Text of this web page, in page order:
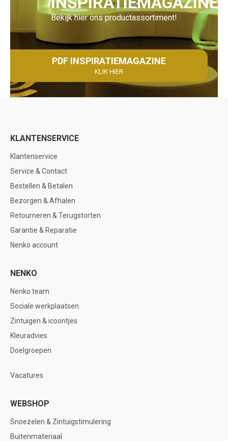
Bekijk hier ons productassortiment!
PDF INSPIRATIEMAGAZINE
KLIK HIER
KLANTENSERVICE
Klantenservice
Service & Contact
Bestellen & Betalen
Bezorgen & Afhalen
Retourneren & Terugstorten
Garantie & Reparatie
Nenko account
NENKO
Nenko team
Sociale werkplaatsen
Zintuigen & icoontjes
Kleuradvies
Doelgroepen
Vacatures
WEBSHOP
Snoezelen & Zintuigstimulering
Buitenmateriaal